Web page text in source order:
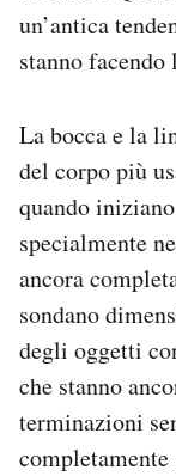
un’antica
stanno facendo
La bocca e la
del corpo più
quando
specialmente
ancora
sondano
degli oggetti
che stanno
terminazioni